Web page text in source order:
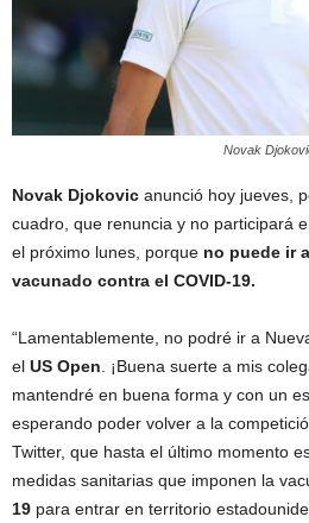
Novak
Novak Djokovic anunció hoy jueves,
cuadro, que renuncia y no participará
el próximo lunes, porque no puede ir
vacunado contra el COVID-19.
“Lamentablemente, no podré ir a
el US Open . ¡Buena suerte a mis
mantendré en buena forma y con un
esperando poder volver a la
Twitter, que hasta el último momento
medidas sanitarias que imponen la
19 para entrar en territorio